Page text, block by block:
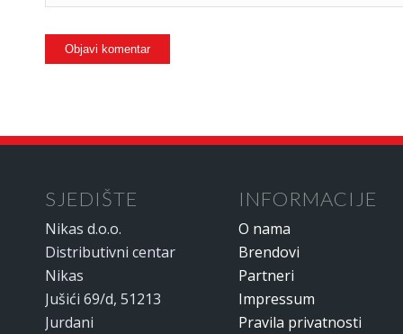
SJEDIŠTE
Nikas d.o.o.
Distributivni centar
Nikas
Jušići 69/d, 51213
Jurdani
INFORMACIJE
O nama
Brendovi
Partneri
Impressum
Pravila privatnosti